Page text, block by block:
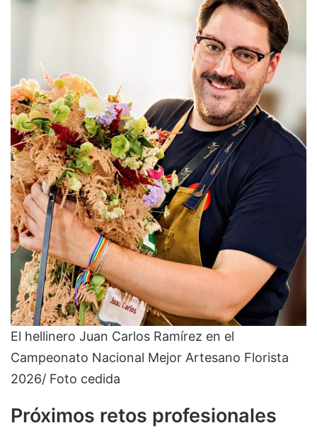
El hellinero Juan Carlos Ramírez en el
Campeonato Nacional Mejor Artesano Florista
2026/ Foto cedida
Próximos retos profesionales